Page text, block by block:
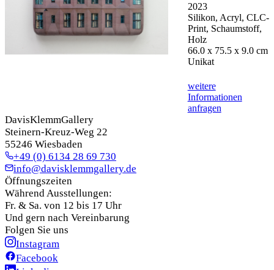
2023
Silikon, Acryl, CLC-
Print, Schaumstoff,
Holz
66.0 x 75.5 x 9.0 cm
Unikat
weitere
Informationen
anfragen
DavisKlemmGallery
Steinern-Kreuz-Weg 22
55246 Wiesbaden
+49 (0) 6134 28 69 730
info@davisklemmgallery.de
Öffnungszeiten
Während Ausstellungen:
Fr. & Sa. von 12 bis 17 Uhr
Und gern nach Vereinbarung
Folgen Sie uns
Instagram
Facebook